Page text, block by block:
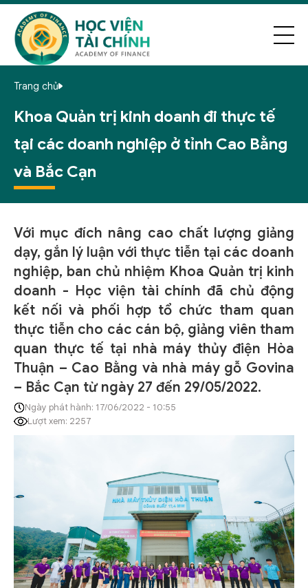
Trang chủ
Khoa Quản trị kinh doanh đi thực tế
tại các doanh nghiệp ở tỉnh Cao Bằng
và Bắc Cạn
Với mục đích nâng cao chất lượng giảng
dạy, gắn lý luận với thực tiễn tại các doanh
nghiệp, ban chủ nhiệm Khoa Quản trị kinh
doanh - Học viện tài chính đã chủ động
kết nối và phối hợp tổ chức tham quan
thực tiễn cho các cán bộ, giảng viên tham
quan thực tế tại nhà máy thủy điện Hòa
Thuận – Cao Bằng và nhà máy gỗ Govina
– Bắc Cạn từ ngày 27 đến 29/05/2022.
Ngày phát hành: 17/06/2022 - 10:55
Lượt xem: 2257